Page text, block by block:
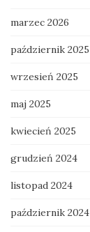
marzec 2026
październik 2025
wrzesień 2025
maj 2025
kwiecień 2025
grudzień 2024
listopad 2024
październik 2024